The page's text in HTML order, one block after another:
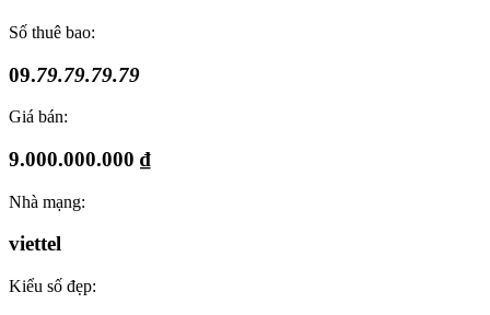
Số thuê bao:
09.79.79.79.79
Giá bán:
9.000.000.000 ₫
Nhà mạng:
viettel
Kiểu số đẹp: